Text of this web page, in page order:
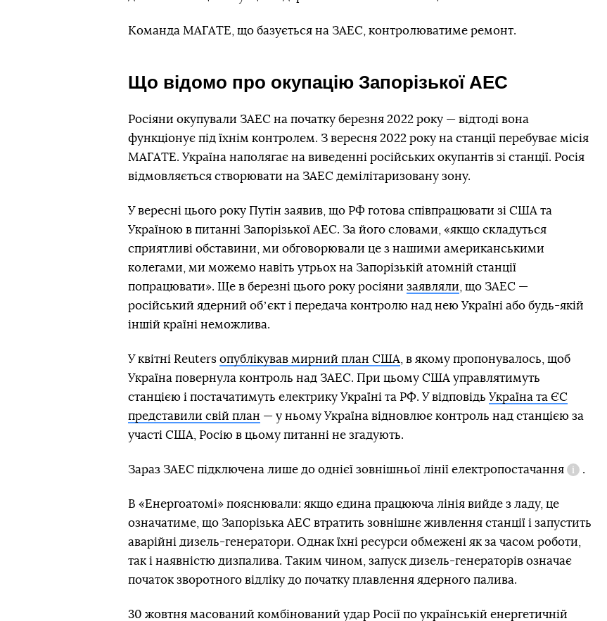
Команда МАГАТЕ, що базується на ЗАЕС, контролюватиме ремонт.
Що відомо про окупацію Запорізької АЕС
Росіяни окупували ЗАЕС на початку березня 2022 року — відтоді вона
функціонує під їхнім контролем. З вересня 2022 року на станції перебуває місія
МАГАТЕ. Україна наполягає на виведенні російських окупантів зі станції. Росія
відмовляється створювати на ЗАЕС демілітаризовану зону.
У вересні цього року Путін заявив, що РФ готова співпрацювати зі США та
Україною в питанні Запорізької АЕС. За його словами, «якщо складуться
сприятливі обставини, ми обговорювали це з нашими американськими
колегами, ми можемо навіть утрьох на Запорізькій атомній станції
попрацювати». Ще в березні цього року росіяни заявляли , що ЗАЕС —
російський ядерний обʼєкт і передача контролю над нею Україні або будь-якій
іншій країні неможлива.
У квітні Reuters опублікував мирний план США , в якому пропонувалось, щоб
Україна повернула контроль над ЗАЕС. При цьому США управлятимуть
станцією і постачатимуть електрику Україні та РФ. У відповідь Україна та ЄС
представили свій план — у ньому Україна відновлює контроль над станцією за
участі США, Росію в цьому питанні не згадують.
Зараз ЗАЕС підключена лише до однієї зовнішньої лінії електропостачання
Довідка
пояснювали
.
В «Енергоатомі» пояснювали: якщо єдина працююча лінія вийде з ладу, це
означатиме, що Запорізька АЕС втратить зовнішнє живлення станції і запустить
аварійні дизель-генератори. Однак їхні ресурси обмежені як за часом роботи,
так і наявністю дизпалива. Таким чином, запуск дизель-генераторів означає
початок зворотного відліку до початку плавлення ядерного палива.
30 жовтня масований комбінований удар Росії по українській енергетичній